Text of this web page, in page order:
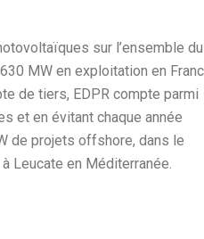
sur l’ensemble du
MW en exploitation en
de tiers, EDPR compte parmi
et en évitant chaque année
de projets offshore, dans le
Leucate en Méditerranée.